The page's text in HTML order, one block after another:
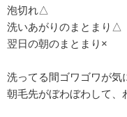
泡切れ△
洗いあがりのまとまり△
翌日の朝のまとまり×
洗ってる間ゴワゴワが気
朝毛先がぼわぼわして、